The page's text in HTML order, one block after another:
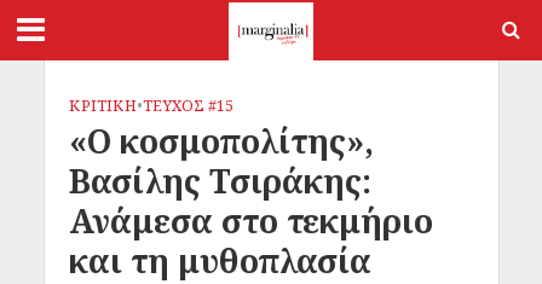
ΚΡΙΤΙΚΗ•ΤΕΥΧΟΣ #15
«Ο κοσμοπολίτης»,
Βασίλης Τσιράκης:
Ανάμεσα στο τεκμήριο
και τη μυθοπλασία